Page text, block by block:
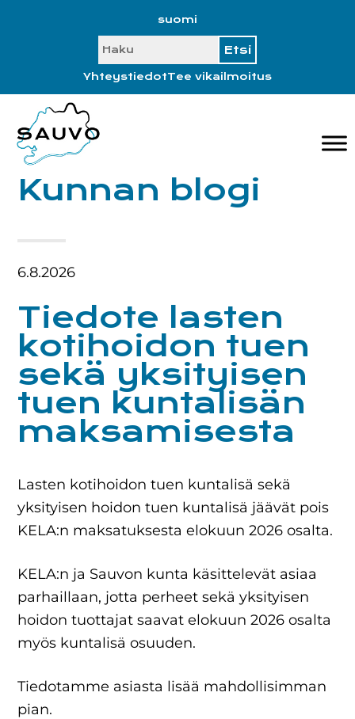
alatunnisteeseen
suomi
SEARCH
YhteystiedotTee vikailmoitus
Kunnan blogi
6.8.2026
Tiedote lasten
kotihoidon tuen
sekä yksityisen
tuen kuntalisän
maksamisesta
Lasten kotihoidon tuen kuntalisä sekä
yksityisen hoidon tuen kuntalisä jäävät pois
KELA:n maksatuksesta elokuun 2026 osalta.
KELA:n ja Sauvon kunta käsittelevät asiaa
parhaillaan, jotta perheet sekä yksityisen
hoidon tuottajat saavat elokuun 2026 osalta
myös kuntalisä osuuden.
Tiedotamme asiasta lisää mahdollisimman
pian.